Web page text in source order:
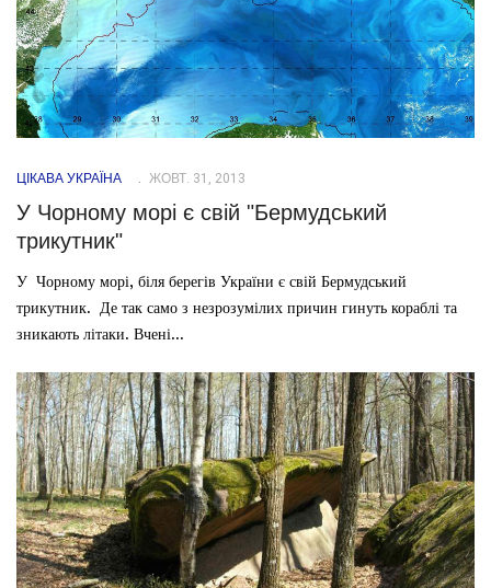
ЦІКАВА УКРАЇНА ЖОВТ. 31, 2013
У Чорному морі є свій "Бермудський
трикутник"
У Чорному морі, біля берегів України є свій Бермудський
трикутник. Де так само з незрозумілих причин гинуть кораблі та
зникають літаки. Вчені...